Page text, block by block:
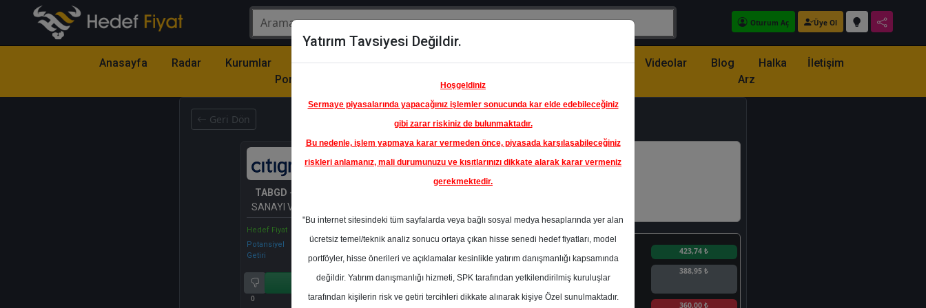
Oturum Aç Üye Ol
Anasayfa Radar Kurumlar
Model
Portföy
Hisse
Öne
Çıkanlar
Raporlar Partnerlerimiz Videolar Blog
Halka
Arz
İletişim
Geri Dön
TABGD - TAB GIDA
SANAYI VE TICARET
A.S
Hedef Fiyat
Potansiyel
Getiri
%23.72
0 0
En Yüksek Tahmin 423,74 ₺
Ortalama Fiyat
Tahmini
388,95 ₺
360,00 ₺
Yatırım Tavsiyesi Değildir.
Hoşgeldiniz
Sermaye piyasalarında yapacağınız işlemler sonucunda kar elde edebileceğiniz
gibi zarar riskiniz de bulunmaktadır.
Bu nedenle, işlem yapmaya karar vermeden önce, piyasada karşılaşabileceğiniz
riskleri anlamanız, mali durumunuzu ve kısıtlarınızı dikkate alarak karar vermeniz
gerekmektedir.
"Bu internet sitesindeki tüm sayfalarda veya bağlı sosyal medya hesaplarında yer alan
ücretsiz temel/teknik analiz sonucu ortaya çıkan hisse senedi hedef fiyatları, model
portföyler, hisse önerileri ve açıklamalar kesinlikle yatırım danışmanlığı kapsamında
değildir. Yatırım danışmanlığı hizmeti, SPK tarafından yetkilendirilmiş kuruluşlar
tarafından kişilerin risk ve getiri tercihleri dikkate alınarak kişiye Özel sunulmaktadır.